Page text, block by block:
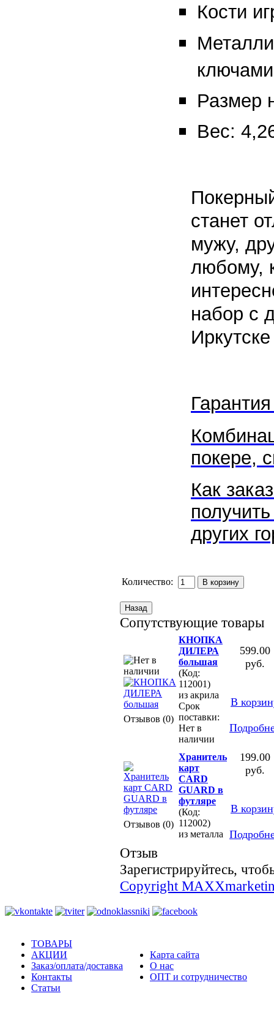
Кости
Размер
Вес:
станет
мужу,
любому,
набор с
покере,
Как
других
Количество:
Сопутствующие товары
Отзывов (0)
КНОПКА
ДИЛЕРА
большая
(Код:
112001)
из акрила
Срок
поставки:
Нет в
наличии
599.00
руб.
В
Отзывов (0)
Хранитель
карт
CARD
GUARD в
футляре
(Код:
112002)
из металла
199.00
руб.
В
Отзыв
Зарегистрируйтесь,
Copyright
ТОВАРЫ
АКЦИИ
Заказ/оплата/доставка
Контакты
Статьи
Карта сайта
О нас
ОПТ и сотрудничество